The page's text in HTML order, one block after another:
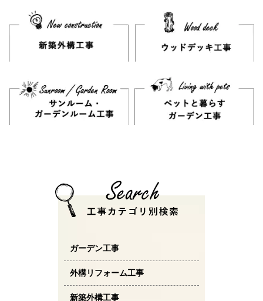
ガーデン工事
外構リフォーム工事
新築外構工事